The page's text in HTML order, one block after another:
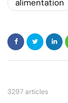
alimentation
3297 articles